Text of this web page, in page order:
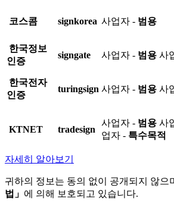
코스콤 signkorea 사업자 - 범용
한국정보
인증
signgate 사업자 - 범용 사
한국전자
인증
turingsign 사업자 - 범용 사
KTNET tradesign
사업자 - 범용 사
업자 - 특수목적
자세히 알아보기
귀하의 정보는 동의 없이 공개되지 않으
법」 에 의해 보호되고 있습니다.